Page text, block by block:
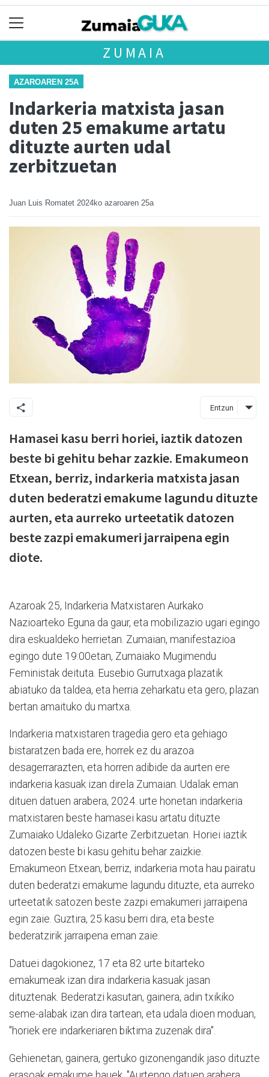
ZUMAIA
AZAROAREN 25A
Indarkeria matxista jasan
duten 25 emakume artatu
dituzte aurten udal
zerbitzuetan
Juan Luis Romatet 2024ko azaroaren 25a
Entzun
Hamasei kasu berri horiei, iaztik datozen
beste bi gehitu behar zazkie. Emakumeon
Etxean, berriz, indarkeria matxista jasan
duten bederatzi emakume lagundu dituzte
aurten, eta aurreko urteetatik datozen
beste zazpi emakumeri jarraipena egin
diote.
Azaroak 25, Indarkeria Matxistaren Aurkako
Nazioarteko Eguna da gaur, eta mobilizazio ugari egingo
dira eskualdeko herrietan. Zumaian, manifestazioa
egingo dute 19:00etan, Zumaiako Mugimendu
Feministak deituta. Eusebio Gurrutxaga plazatik
abiatuko da taldea, eta herria zeharkatu eta gero, plazan
bertan amaituko du martxa.
Indarkeria matxistaren tragedia gero eta gehiago
bistaratzen bada ere, horrek ez du arazoa
desagerrarazten, eta horren adibide da aurten ere
indarkeria kasuak izan direla Zumaian. Udalak eman
dituen datuen arabera, 2024. urte honetan indarkeria
matxistaren beste hamasei kasu artatu dituzte
Zumaiako Udaleko Gizarte Zerbitzuetan. Horiei iaztik
datozen beste bi kasu gehitu behar zaizkie.
Emakumeon Etxean, berriz, indarkeria mota hau pairatu
duten bederatzi emakume lagundu dituzte, eta aurreko
urteetatik satozen beste zazpi emakumeri jarraipena
egin zaie. Guztira, 25 kasu berri dira, eta beste
bederatzirik jarraipena eman zaie.
Datuei dagokionez, 17 eta 82 urte bitarteko
emakumeak izan dira indarkeria kasuak jasan
dituztenak. Bederatzi kasutan, gainera, adin txikiko
seme-alabak izan dira tartean, eta udala dioen moduan,
"horiek ere indarkeriaren biktima zuzenak dira".
Gehienetan, gainera, gertuko gizonengandik jaso dituzte